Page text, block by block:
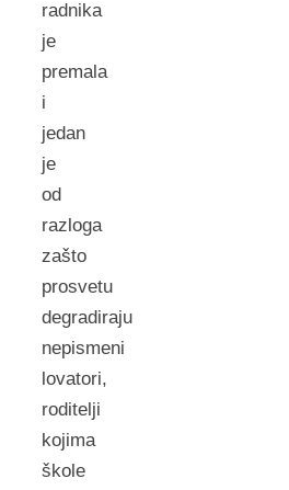
radnika
je
premala
i
jedan
je
od
razloga
zašto
prosvetu
degradiraju
nepismeni
lovatori,
roditelji
kojima
škole